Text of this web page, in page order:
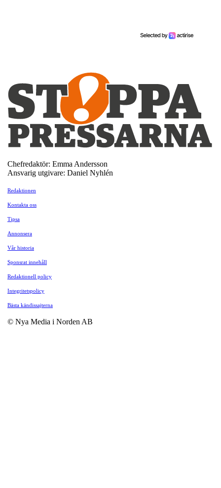
Chefredaktör: Emma Andersson
Ansvarig utgivare: Daniel Nyhlén
Redaktionen
Kontakta oss
Tipsa
Annonsera
Vår historia
Sponsrat innehåll
Redaktionell policy
Integritetspolicy
Bästa kändissajterna
© Nya Media i Norden AB